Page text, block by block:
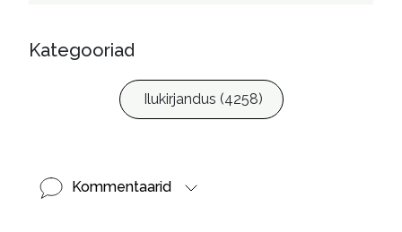
Kategooriad
Ilukirjandus (4258)
Kommentaarid